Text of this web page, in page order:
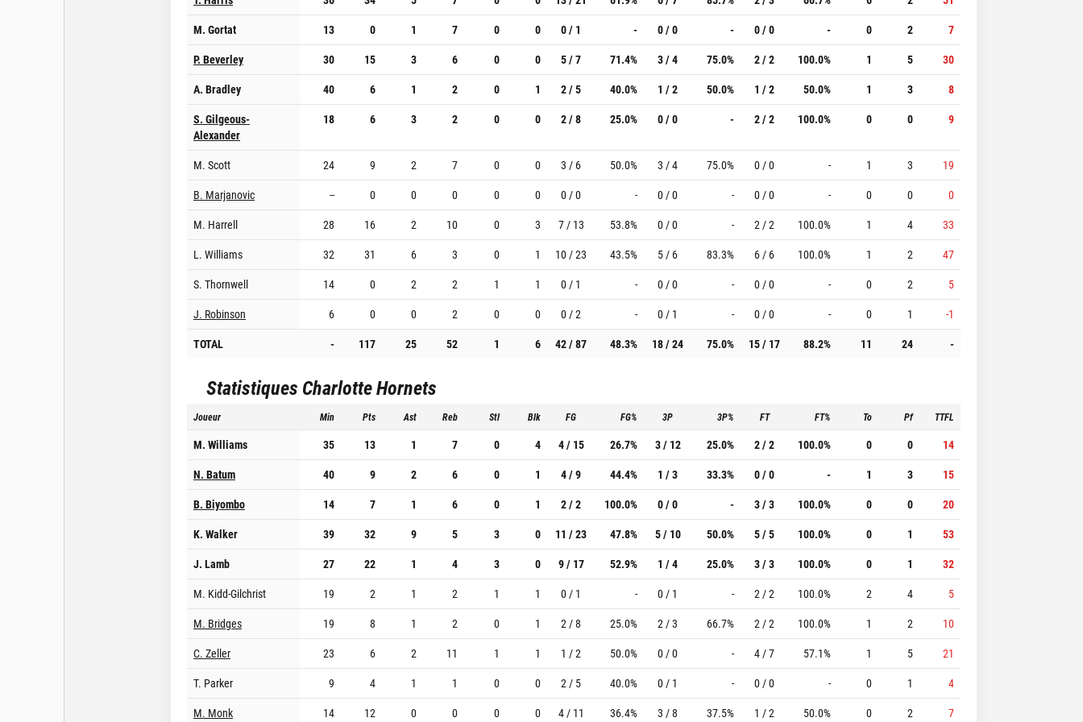
M. Gortat
13 0 1 7 0 0 0 / 1 - 0 / 0 - 0 / 0 - 0 2
7
P. Beverley
30 15 3 6 0 0 5 / 7 71.4% 3 / 4 75.0% 2 / 2 100.0% 1 5
30
A. Bradley
40 6 1 2 0 1 2 / 5 40.0% 1 / 2 50.0% 1 / 2 50.0% 1 3
8
S. Gilgeous-
Alexander
18 6 3 2 0 0 2 / 8 25.0% 0 / 0 - 2 / 2 100.0% 0 0 9
M. Scott 24 9 2 7 0 0 3 / 6 50.0% 3 / 4 75.0% 0 / 0 - 1 3
19
B. Marjanovic
-- 0 0 0 0 0 0 / 0 - 0 / 0 - 0 / 0 - 0 0
0
M. Harrell
28 16 2 10 0 3 7 / 13 53.8% 0 / 0 - 2 / 2 100.0% 1 4
33
L. Williams
32 31 6 3 0 1 10 / 23 43.5% 5 / 6 83.3% 6 / 6 100.0% 1 2
47
S. Thornwell
14 0 2 2 1 1 0 / 1 - 0 / 0 - 0 / 0 - 0 2
5
J. Robinson
6 0 0 2 0 0 0 / 2 - 0 / 1 - 0 / 0 - 0 1
-1
TOTAL
- 117 25 52 1 6 42 / 87 48.3% 18 / 24 75.0% 15 / 17 88.2% 11 24 -
Statistiques Charlotte Hornets
Joueur Min Pts Ast Reb Stl Blk FG FG% 3P 3P% FT FT% To Pf TTFL
M. Williams 35 13 1 7 0 4 4 / 15 26.7% 3 / 12 25.0% 2 / 2 100.0% 0 0
14
N. Batum
40 9 2 6 0 1 4 / 9 44.4% 1 / 3 33.3% 0 / 0 - 1 3
15
B. Biyombo
14 7 1 6 0 1 2 / 2 100.0% 0 / 0 - 3 / 3 100.0% 0 0
20
K. Walker
39 32 9 5 3 0 11 / 23 47.8% 5 / 10 50.0% 5 / 5 100.0% 0 1
53
J. Lamb
27 22 1 4 3 0 9 / 17 52.9% 1 / 4 25.0% 3 / 3 100.0% 0 1
32
M. Kidd-Gilchrist
19 2 1 2 1 1 0 / 1 - 0 / 1 - 2 / 2 100.0% 2 4
5
M. Bridges
19 8 1 2 0 1 2 / 8 25.0% 2 / 3 66.7% 2 / 2 100.0% 1 2
10
C. Zeller
23 6 2 11 1 1 1 / 2 50.0% 0 / 0 - 4 / 7 57.1% 1 5
21
T. Parker
9 4 1 1 0 0 2 / 5 40.0% 0 / 1 - 0 / 0 - 0 1
4
M. Monk
14 12 0 0 0 0 4 / 11 36.4% 3 / 8 37.5% 1 / 2 50.0% 0 2 7